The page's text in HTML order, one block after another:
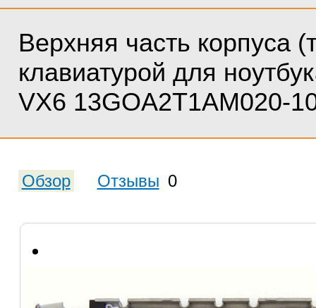
Верхняя часть корпуса
клавиатурой для
VX6 13GOA2T1AM020-
Обзор Отзывы 0